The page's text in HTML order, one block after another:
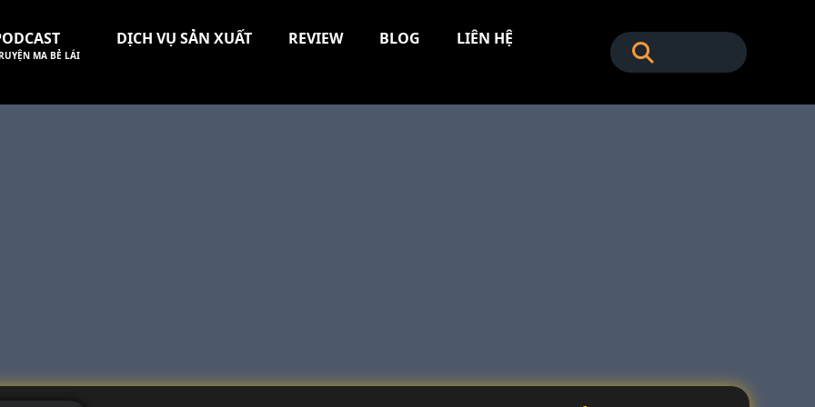
MA BẺ LÁI
DỊCH VỤ SẢN XUẤT REVIEW BLOG LIÊN HỆ